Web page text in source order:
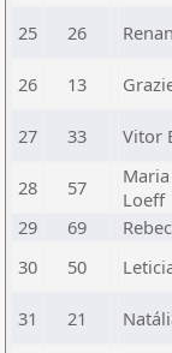
25 26
26 13
27 33 Vitor
28 57
Loeff
29
69
30
50
31 21